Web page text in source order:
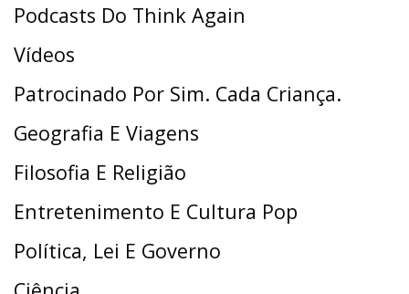
Podcasts Do Think Again
Vídeos
Patrocinado Por Sim. Cada Criança.
Geografia E Viagens
Filosofia E Religião
Entretenimento E Cultura Pop
Política, Lei E Governo